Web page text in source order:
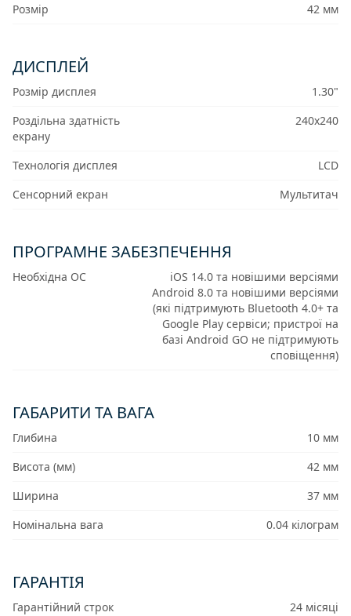
Розмір 42 мм
ДИСПЛЕЙ
Розмір дисплея
1.30"
Роздільна здатність
екрану
240x240
Технологія дисплея
LCD
Сенсорний екран
Мультитач
ПРОГРАМНЕ ЗАБЕЗПЕЧЕННЯ
Необхідна ОС
iOS 14.0 та новішими версіями
Android 8.0 та новішими версіями
(які підтримують Bluetooth 4.0+ та
Google Play сервіси; пристрої на
базі Android GO не підтримують
сповіщення)
ГАБАРИТИ ТА ВАГА
Глибина
10 мм
Висота (мм)
42 мм
Ширина
37 мм
Номінальна вага
0.04 кілограм
ГАРАНТІЯ
Гарантійний строк
24 місяці